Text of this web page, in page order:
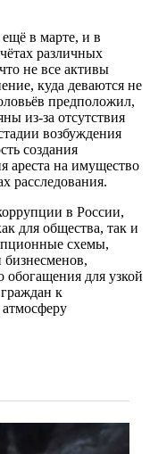
в марте, и в
различных
не все активы
куда деваются не
предположил,
из-за отсутствия
возбуждения
создания
ареста на имущество
расследования.
в России,
для общества, так и
схемы,
для узкой
к